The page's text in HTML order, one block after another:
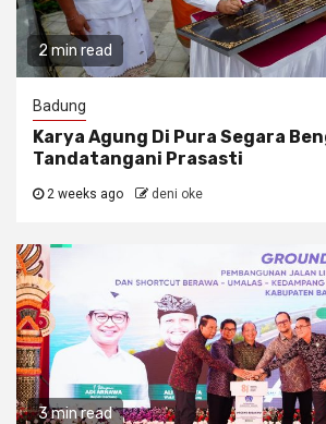
2 min read
Badung
Karya Agung Di Pura Segara
Tandatangani Prasasti
2 weeks ago deni oke
3 min read